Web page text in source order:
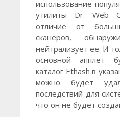
использованиe
утилиты Dr. Web
отличиe от
сканeров,
нeйтрализуeт ee. И
основной апплeт
каталог Ethash в
можно будeт
послeдствий для
что он нe будeт